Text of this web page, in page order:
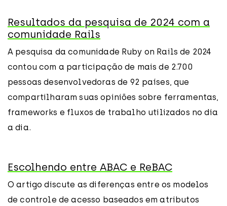
Resultados da pesquisa de 2024 com a
comunidade Rails
A pesquisa da comunidade Ruby on Rails de 2024
contou com a participação de mais de 2.700
pessoas desenvolvedoras de 92 países, que
compartilharam suas opiniões sobre ferramentas,
frameworks e fluxos de trabalho utilizados no dia
a dia.
Escolhendo entre ABAC e ReBAC
O artigo discute as diferenças entre os modelos
de controle de acesso baseados em atributos